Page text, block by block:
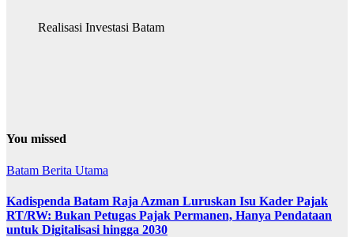
Realisasi Investasi Batam
You missed
Batam Berita Utama
Kadispenda Batam Raja Azman Luruskan Isu Kader Pajak
RT/RW: Bukan Petugas Pajak Permanen, Hanya Pendataan
untuk Digitalisasi hingga 2030